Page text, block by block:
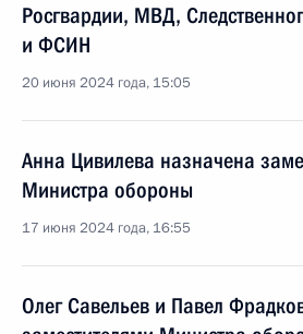
Росгвардии, МВД,
и ФСИН
20 июня 2024 года, 15:05
Анна Цивилева назначена
Министра обороны
17 июня 2024 года, 16:55
Олег Савельев и Павел